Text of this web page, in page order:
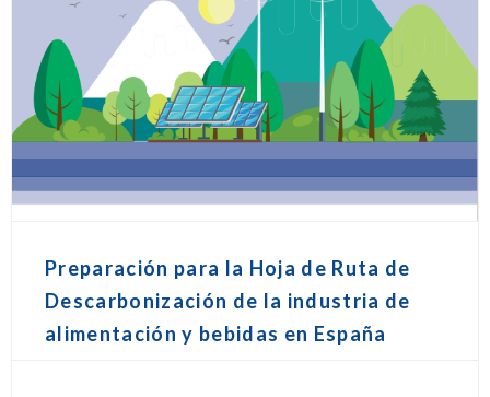
Preparación para la Hoja de Ruta de
Descarbonización de la industria de
alimentación y bebidas en España